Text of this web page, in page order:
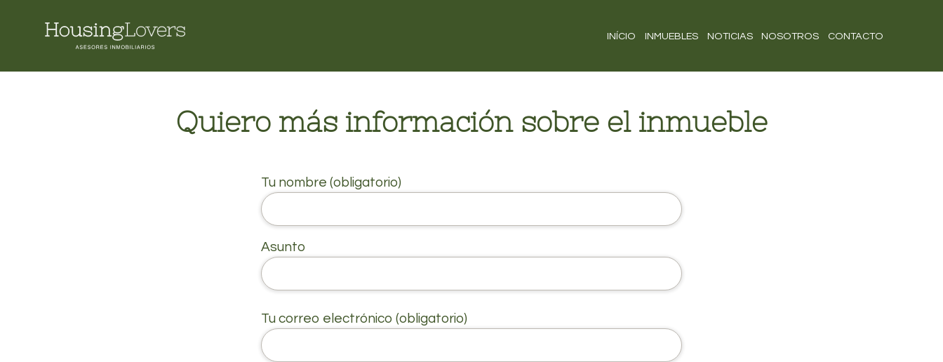
INÍCIO INMUEBLES NOTICIAS NOSOTROS CONTACTO
Quiero más información sobre el inmueble
Tu nombre (obligatorio)
Asunto
Tu correo electrónico (obligatorio)